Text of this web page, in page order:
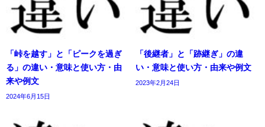
「峠を越す」と「ピークを過ぎ
る」の違い・意味と使い方・由
来や例文
2024年6月15日
「後継者」と「跡継ぎ」の違
い・意味と使い方・由来や例文
2023年2月24日